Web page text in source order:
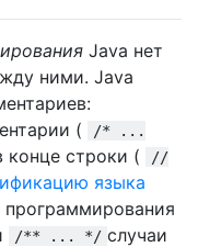
Java нет
ними. Java
(
/* ...
строки (
//
языка
программирования
/** ... */ случаи